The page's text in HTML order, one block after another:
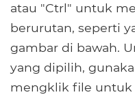
atau "Ctrl" untuk
berurutan, seperti
gambar di bawah.
yang dipilih,
mengklik file